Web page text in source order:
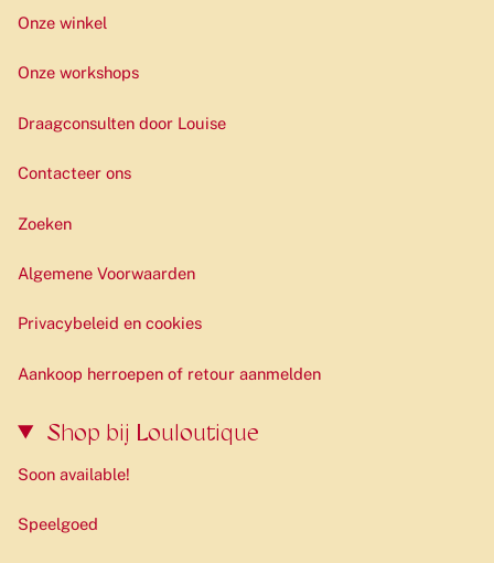
Onze winkel
Onze workshops
Draagconsulten door Louise
Contacteer ons
Zoeken
Algemene Voorwaarden
Privacybeleid en cookies
Aankoop herroepen of retour aanmelden
Shop bij Louloutique
Soon available!
Speelgoed